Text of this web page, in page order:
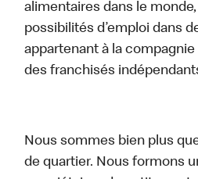
alimentaires dans le monde,
possibilités d’emploi dans
appartenant à la
des franchisés
Nous sommes bien plus
de quartier. Nous formons